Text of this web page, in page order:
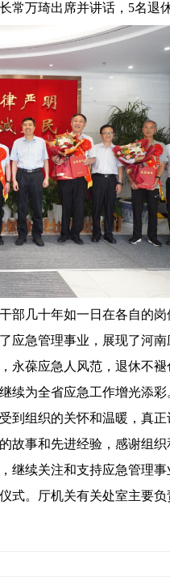
万琦出席并讲话，5名退休
几十年如一日在各自的岗
应急管理事业，展现了河
永葆应急人风范，退休不
续为全省应急工作增光添
组织的关怀和温暖，真正
事和先进经验，感谢组织
继续关注和支持应急管理事
。厅机关有关处室主要负